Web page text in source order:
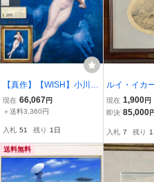
【真作】【WISH】小川以
久男「リュートを奏でる
少女 ムーサの娘」油彩 15
品作名画 〇女性像人気
画家 #26073165
現在 66,067円
＋送料3,360円
入札 51 残り 1日
ルイ・イカ
uis Icart,
る1922年頃
コを代表す
版画・
現在 1,900円
即決 85,000円
入札 7 残り 1
送料無料